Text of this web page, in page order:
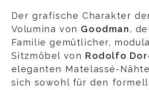
Der grafische Charakter
Volumina von Goodman,
Familie gemütlicher,
Sitzmöbel von Rodolfo
eleganten Matelassé-
sich sowohl für den